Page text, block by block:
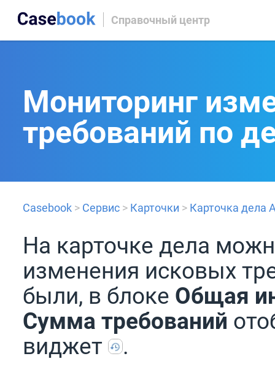
Справочный центр
Мониторинг
требований по
Casebook > Сервис > Карточки > Карточка дела
На карточке дела
изменения исковых
были, в блоке Общая
Сумма требований
виджет
.